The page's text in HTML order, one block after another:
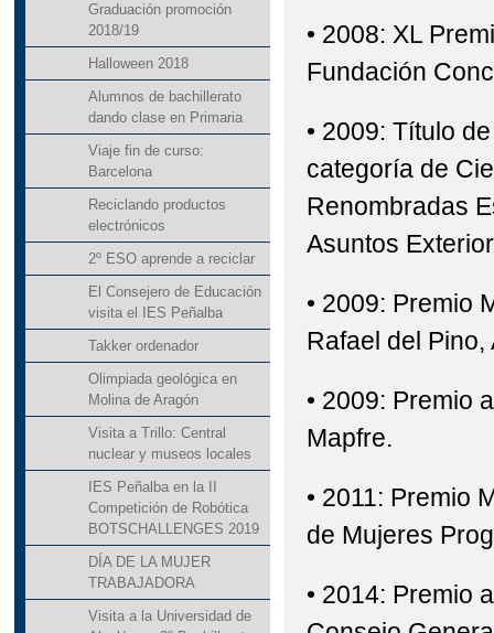
Graduación promoción
2018/19
Halloween 2018
Alumnos de bachillerato
dando clase en Primaria
Viaje fin de curso:
Barcelona
Reciclando productos
electrónicos
2º ESO aprende a reciclar
El Consejero de Educación
visita el IES Peñalba
Takker ordenador
Olimpiada geológica en
Molina de Aragón
Visita a Trillo: Central
nuclear y museos locales
IES Peñalba en la II
Competición de Robótica
BOTSCHALLENGES 2019
DÍA DE LA MUJER
TRABAJADORA
Visita a la Universidad de
• 2008: XL
Fundación
• 2009: Título
categoría de
Renombradas
Asuntos
• 2009: Premio
Rafael del Pino,
• 2009: Premio
Mapfre.
• 2011: Premio
de Mujeres
• 2014: Premio